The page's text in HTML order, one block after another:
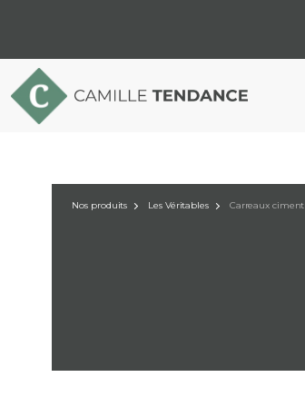
Nos produits Les Véritables Carreaux ciment